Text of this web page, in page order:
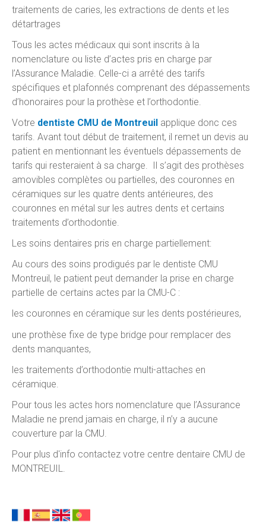
traitements de caries, les extractions de dents et les
détartrages
Tous les actes médicaux qui sont inscrits à la
nomenclature ou liste d’actes pris en charge par
l’Assurance Maladie. Celle-ci a arrêté des tarifs
spécifiques et plafonnés comprenant des dépassements
d’honoraires pour la prothèse et l’orthodontie.
Votre dentiste CMU de Montreuil applique donc ces
tarifs. Avant tout début de traitement, il remet un devis au
patient en mentionnant les éventuels dépassements de
tarifs qui resteraient à sa charge. Il s’agit des prothèses
amovibles complètes ou partielles, des couronnes en
céramiques sur les quatre dents antérieures, des
couronnes en métal sur les autres dents et certains
traitements d’orthodontie.
Les soins dentaires pris en charge partiellement:
Au cours des soins prodigués par le dentiste CMU
Montreuil, le patient peut demander la prise en charge
partielle de certains actes par la CMU-C :
les couronnes en céramique sur les dents postérieures,
une prothèse fixe de type bridge pour remplacer des
dents manquantes,
les traitements d’orthodontie multi-attaches en
céramique.
Pour tous les actes hors nomenclature que l’Assurance
Maladie ne prend jamais en charge, il n’y a aucune
couverture par la CMU.
Pour plus d'info contactez votre centre dentaire CMU de
MONTREUIL.